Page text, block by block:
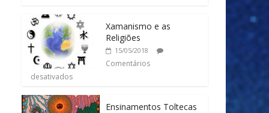
Xamanismo e as
Religiões
15/05/2018
Comentários
desativados
Ensinamentos Toltecas